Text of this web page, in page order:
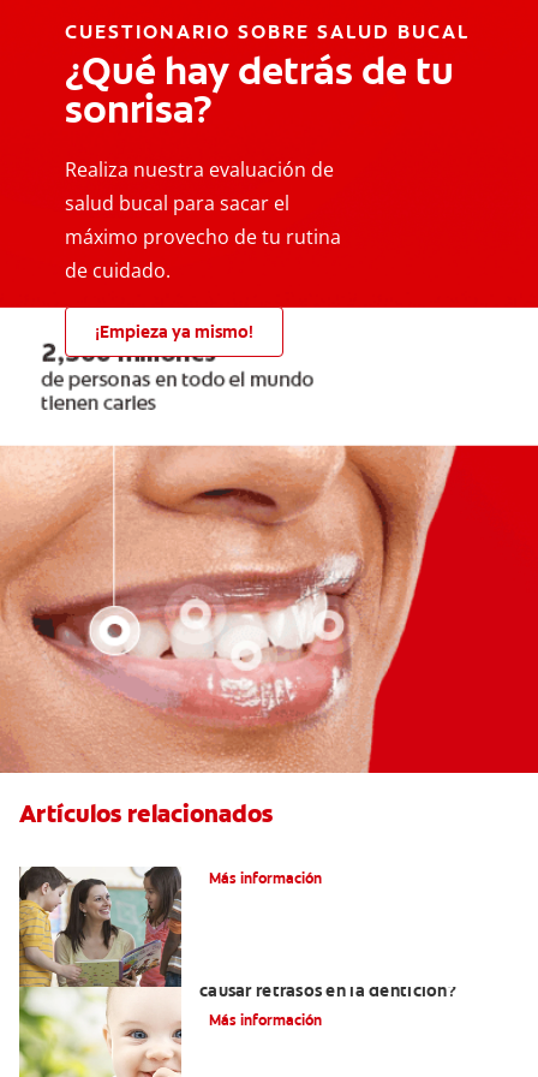
CUESTIONARIO SOBRE SALUD BUCAL
¿Qué hay detrás de tu
sonrisa?
Realiza nuestra evaluación de
salud bucal para sacar el
máximo provecho de tu rutina
de cuidado.
¡Empieza ya mismo!
Artículos relacionados
Más información
causar retrasos en la dentición?
Más información